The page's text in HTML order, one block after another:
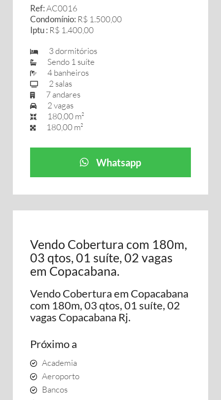
Ref:AC0016
Condomínio: R$ 1.500,00
Iptu : R$ 1.400,00
3 dormitórios
Sendo 1 suíte
4 banheiros
2 salas
7 andares
2 vagas
180,00 m²
180,00 m²
Whatsapp
Vendo Cobertura com 180m,
03 qtos, 01 suíte, 02 vagas
em Copacabana.
Vendo Cobertura em Copacabana
com 180m, 03 qtos, 01 suíte, 02
vagas Copacabana Rj.
Próximo a
Academia
Aeroporto
Bancos